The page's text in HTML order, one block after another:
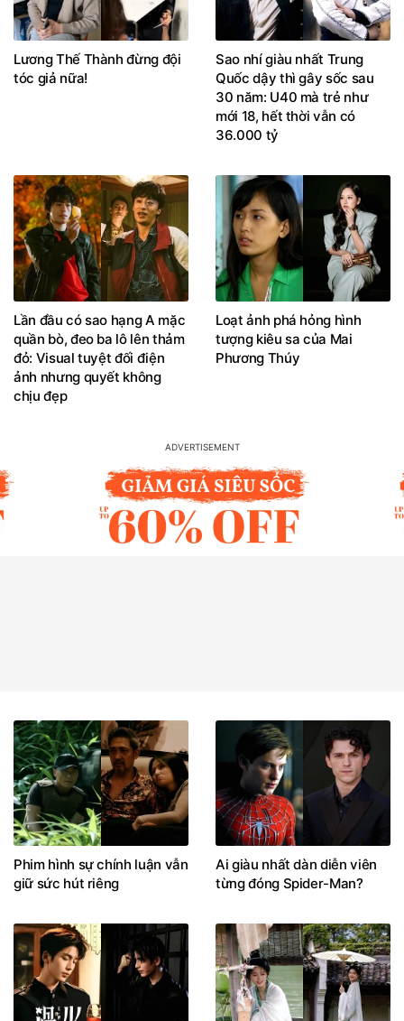
Lương Thế Thành đừng đội
tóc giả nữa!
Sao nhí giàu nhất Trung
Quốc dậy thì gây sốc sau
30 năm: U40 mà trẻ như
mới 18, hết thời vẫn có
36.000 tỷ
Lần đầu có sao hạng A mặc
quần bò, đeo ba lô lên thảm
đỏ: Visual tuyệt đối điện
ảnh nhưng quyết không
chịu đẹp
Loạt ảnh phá hỏng hình
tượng kiêu sa của Mai
Phương Thúy
Phim hình sự chính luận vẫn
giữ sức hút riêng
Ai giàu nhất dàn diễn viên
từng đóng Spider-Man?